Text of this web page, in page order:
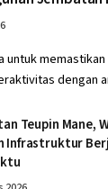
untuk
dengan
Teupin Mane,
Infrastruktur